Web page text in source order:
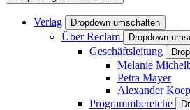
Verlag Dropdown umschalten
Über Reclam Dropdown
Geschäftsleitung
Melanie
Petra Mayer
Alexander
Programmbereiche